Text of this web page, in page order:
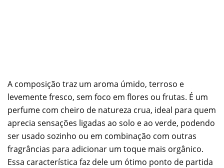
A composição traz um aroma úmido, terroso e
levemente fresco, sem foco em flores ou frutas. É um
perfume com cheiro de natureza crua, ideal para quem
aprecia sensações ligadas ao solo e ao verde, podendo
ser usado sozinho ou em combinação com outras
fragrâncias para adicionar um toque mais orgânico.
Essa característica faz dele um ótimo ponto de partida